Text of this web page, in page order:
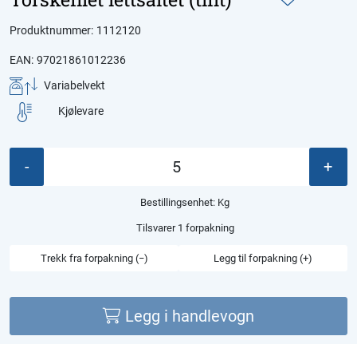
Produktnummer: 1112120
EAN: 97021861012236
Variabelvekt
Kjølevare
- +
Bestillingsenhet: Kg
Tilsvarer 1 forpakning
Trekk fra forpakning (−) Legg til forpakning (+)
Legg i handlevogn